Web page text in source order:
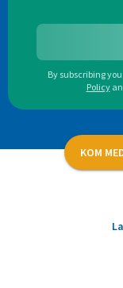
By subscribing
Policy
KOM